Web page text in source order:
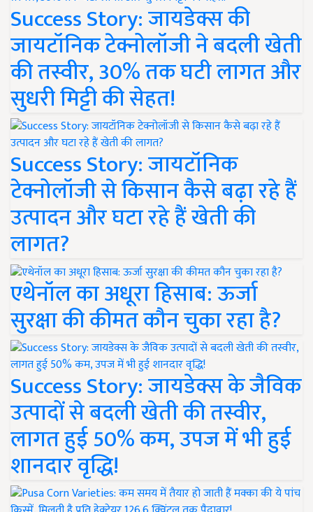
Success Story: जायडेक्स की
जायटॉनिक टेक्नोलॉजी ने बदली खेती
की तस्वीर, 30% तक घटी लागत और
सुधरी मिट्टी की सेहत!
Success Story: जायटॉनिक
टेक्नोलॉजी से किसान कैसे बढ़ा रहे हैं
उत्पादन और घटा रहे हैं खेती की
लागत?
एथेनॉल का अधूरा हिसाब: ऊर्जा
सुरक्षा की कीमत कौन चुका रहा है?
Success Story: जायडेक्स के जैविक
उत्पादों से बदली खेती की तस्वीर,
लागत हुई 50% कम, उपज में भी हुई
शानदार वृद्धि!